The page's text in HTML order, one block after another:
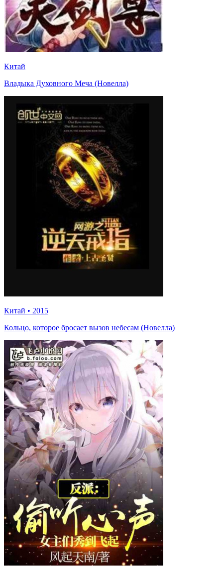
Китай
Владыка Духовного Меча (Новелла)
Китай • 2015
Кольцо, которое бросает вызов небесам (Новелла)